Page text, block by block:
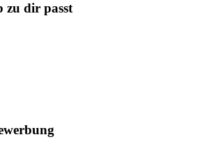
zu dir passt